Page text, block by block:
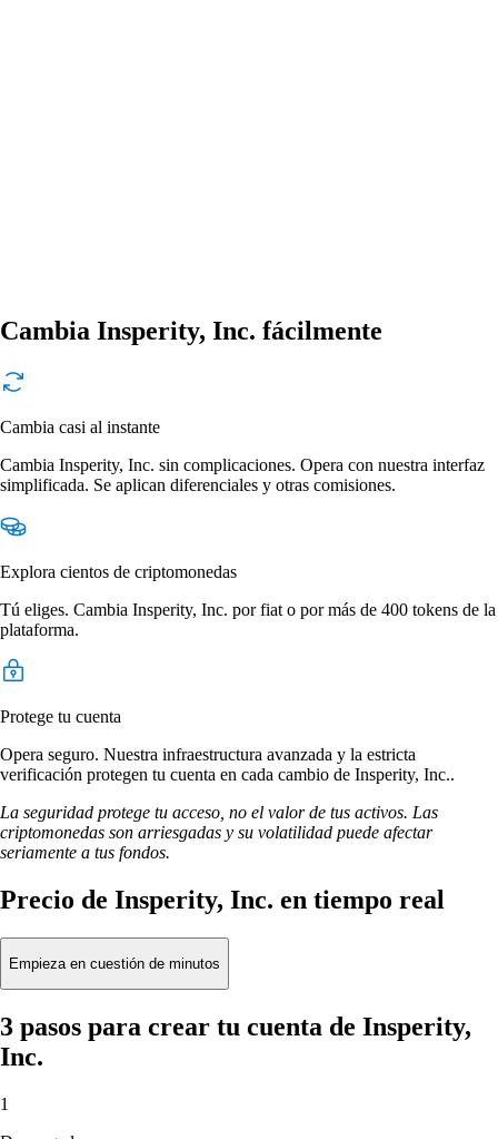
Cambia Insperity, Inc. fácilmente
Cambia casi al instante
Cambia Insperity, Inc. sin complicaciones. Opera con nuestra interfaz
simplificada. Se aplican diferenciales y otras comisiones.
Explora cientos de criptomonedas
Tú eliges. Cambia Insperity, Inc. por fiat o por más de 400 tokens de la
plataforma.
Protege tu cuenta
Opera seguro. Nuestra infraestructura avanzada y la estricta
verificación protegen tu cuenta en cada cambio de Insperity, Inc..
La seguridad protege tu acceso, no el valor de tus activos. Las
criptomonedas son arriesgadas y su volatilidad puede afectar
seriamente a tus fondos.
Precio de Insperity, Inc. en tiempo real
Empieza en cuestión de minutos
3 pasos para crear tu cuenta de Insperity,
Inc.
1